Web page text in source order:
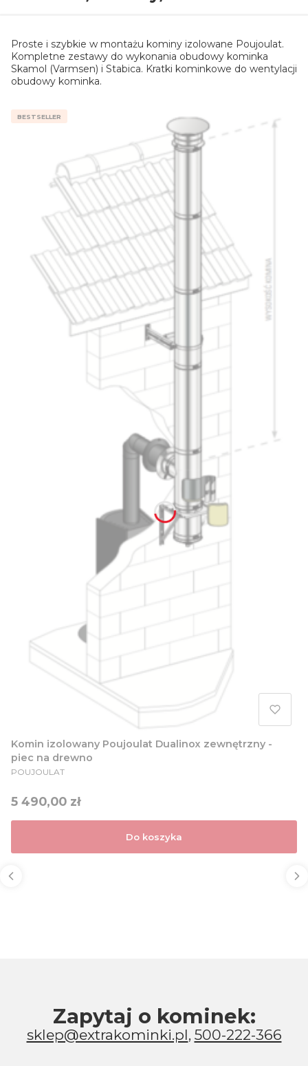
Proste i szybkie w montażu kominy izolowane Poujoulat.
Kompletne zestawy do wykonania obudowy kominka
Skamol (Varmsen) i Stabica. Kratki kominkowe do wentylacji
obudowy kominka.
BESTSELLER
Komin izolowany Poujoulat Dualinox zewnętrzny -
piec na drewno
PRODUCENT
POUJOULAT
Cena
5 490,00 zł
Do koszyka
Zapytaj o kominek:
sklep@extrakominki.pl, 500-222-366